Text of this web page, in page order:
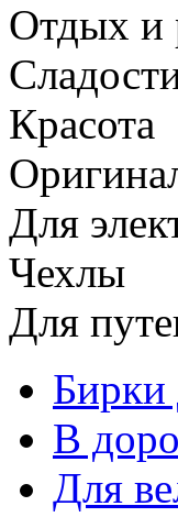
Отдых и
Красота
Для
Чехлы
Для
Бирки
В
Для